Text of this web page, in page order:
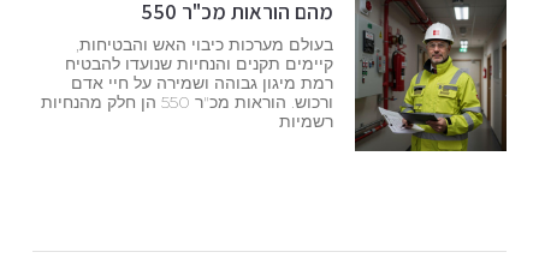
מהם הוראות מכ"ר 550
בעולם מערכות כיבוי האש והבטיחות,
קיימים תקנים והנחיות שנועדו להבטיח
רמת מיגון גבוהה ושמירה על חיי אדם
ורכוש. הוראות מכ"ר 550 הן חלק מהנחיות
רשמיות